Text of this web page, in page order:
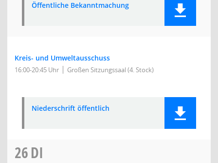
Öffentliche Bekanntmachung
Kreis- und Umweltausschuss
16:00-20:45 Uhr Großen Sitzungssaal (4. Stock)
Niederschrift öffentlich
26DI